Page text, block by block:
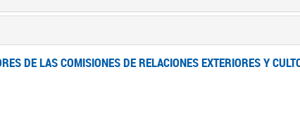
DE LAS COMISIONES DE RELACIONES EXTERIORES Y